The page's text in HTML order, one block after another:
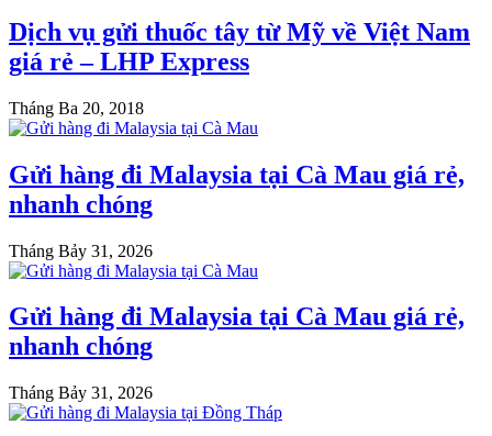
Dịch vụ gửi thuốc tây từ Mỹ về Việt Nam
giá rẻ – LHP Express
Tháng Ba 20, 2018
Gửi hàng đi Malaysia tại Cà Mau giá rẻ,
nhanh chóng
Tháng Bảy 31, 2026
Gửi hàng đi Malaysia tại Cà Mau giá rẻ,
nhanh chóng
Tháng Bảy 31, 2026